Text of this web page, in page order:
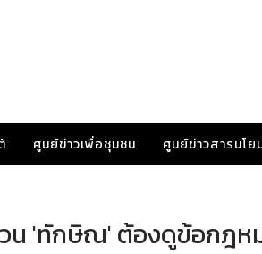
ศูนย์ข่าวเพื่อชุมชน ศูนย์ข่าวสารนโ
วน 'ทักษิณ' ต้องดูข้อกฎ